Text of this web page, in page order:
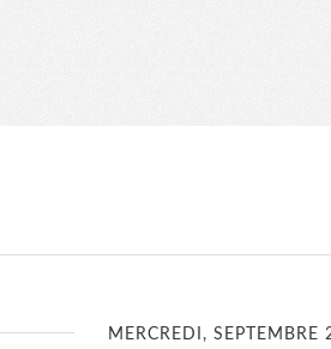
MERCREDI, SEPTEMBRE